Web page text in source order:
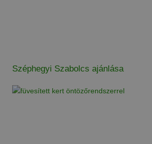
Széphegyi Szabolcs ajánlása